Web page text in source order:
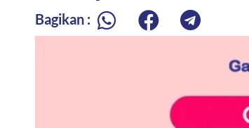
Bagikan :